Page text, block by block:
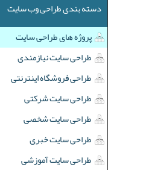
دسته بندی طراحی وب سایت
پروژه های طراحی سایت
طراحی سایت نیازمندی
طراحی فروشگاه اینترنتی
طراحی سایت شرکتی
طراحی سایت شخصی
طراحی سایت خبری
طراحی سایت آموزشی